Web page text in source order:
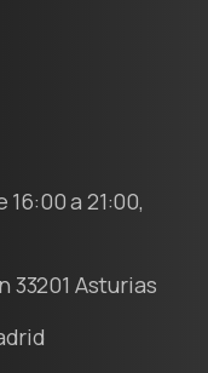
a 21:00,
33201 Asturias